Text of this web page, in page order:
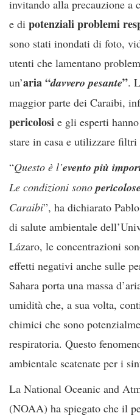
invitando alla precauzione a
e di potenziali problemi
sono stati inondati di foto,
utenti che lamentano
un’aria “davvero pesante”.
maggior parte dei Caraibi,
pericolosi e gli esperti
stare in casa e utilizzare filtri
“Questo è l’evento più
Le condizioni sonopericolose
Caraibi”, ha dichiarato
di salute ambientale
Lázaro, le concentrazioni
effetti negativi anche sulle
Sahara porta una massa
umidità che, a sua volta,
chimici che sono
respiratoria. Questo
ambientale scatenate per i
La National Oceanic and
(NOAA) ha spiegato che il